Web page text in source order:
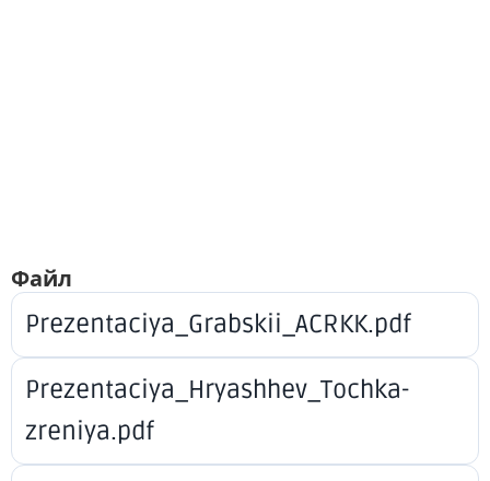
Файл
Prezentaciya_Grabskii_ACRKK.pdf
Prezentaciya_Hryashhev_Tochka-
zreniya.pdf